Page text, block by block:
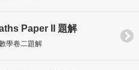
Paper II 題解
學卷二題解